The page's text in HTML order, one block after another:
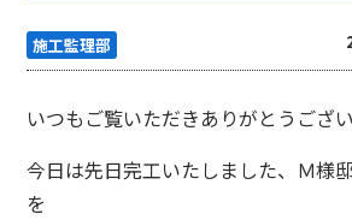
施工監理部
いつもご覧いただきありがとうござ
今日は先日完工いたしました、Ｍ様
を